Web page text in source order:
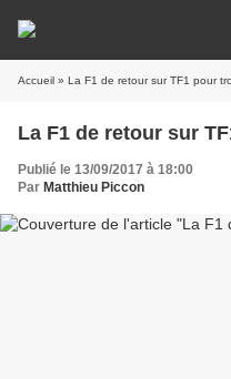
Accueil » La F1 de retour sur TF1 pour
La F1 de retour sur
Publié le 13/09/2017 à 18:00
Par Matthieu Piccon